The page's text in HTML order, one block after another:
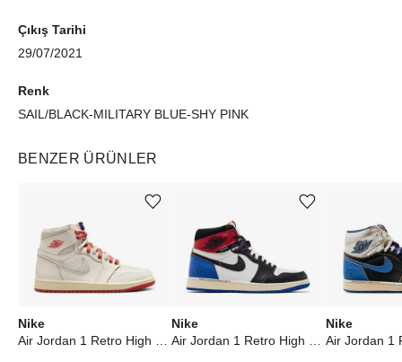
Çıkış Tarihi
29/07/2021
Renk
SAIL/BLACK-MILITARY BLUE-SHY PINK
BENZER ÜRÜNLER
Nike
Ürünü istek listesine ekle veya listeden çıkar
Nike
Ürünü istek listesine ekle veya listeden çıkar
Nike